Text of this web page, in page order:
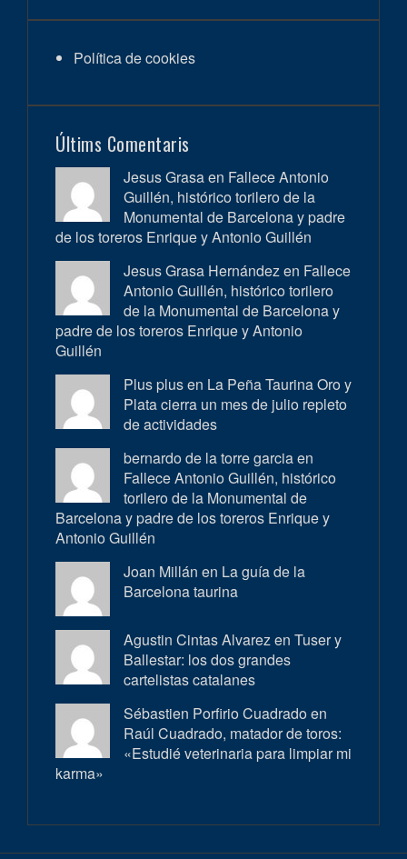
Política de cookies
Últims Comentaris
Jesus Grasa en Fallece Antonio
Guillén, histórico torilero de la
Monumental de Barcelona y padre
de los toreros Enrique y Antonio Guillén
Jesus Grasa Hernández en Fallece
Antonio Guillén, histórico torilero
de la Monumental de Barcelona y
padre de los toreros Enrique y Antonio
Guillén
Plus plus en La Peña Taurina Oro y
Plata cierra un mes de julio repleto
de actividades
bernardo de la torre garcia en
Fallece Antonio Guillén, histórico
torilero de la Monumental de
Barcelona y padre de los toreros Enrique y
Antonio Guillén
Joan Millán en La guía de la
Barcelona taurina
Agustin Cintas Alvarez en Tuser y
Ballestar: los dos grandes
cartelistas catalanes
Sébastien Porfirio Cuadrado en
Raúl Cuadrado, matador de toros:
«Estudié veterinaria para limpiar mi
karma»